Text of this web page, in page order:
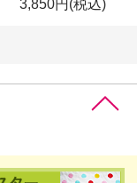
3,850円 (税込)